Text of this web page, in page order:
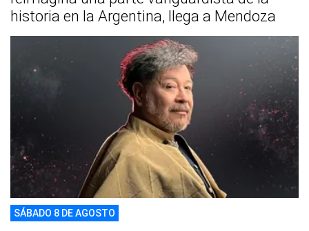
historia en la Argentina, llega a Mendoza
SÁBADO 8 DE AGOSTO